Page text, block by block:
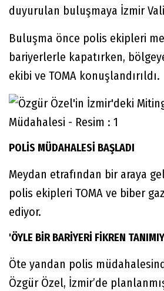
duyurulan buluşmaya İzmir
Buluşma önce polis ekipleri
bariyerlerle kapatırken,
ekibi ve TOMA konuşlandırıldı.
POLİS MÜDAHALESİ BAŞLADI
Meydan etrafından bir araya
polis ekipleri TOMA ve biber
ediyor.
'ÖYLE BİR BARİYERİ FİKREN
Öte yandan polis
Özgür Özel, İzmir’de